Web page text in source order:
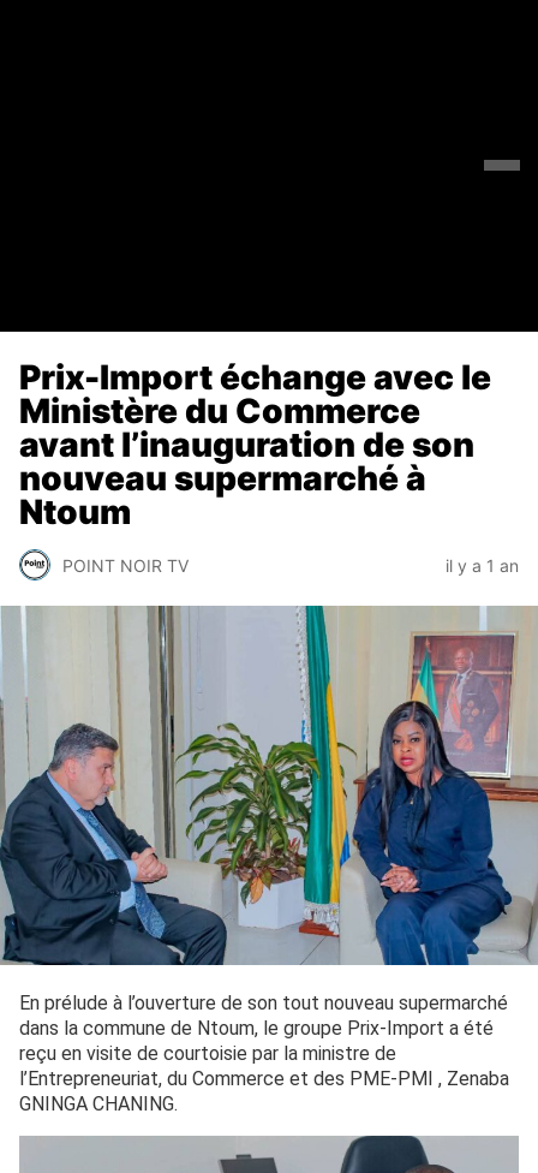
Prix-Import échange avec le
Ministère du Commerce
avant l’inauguration de son
nouveau supermarché à
Ntoum
POINT NOIR TV il y a 1 an
En prélude à l’ouverture de son tout nouveau supermarché
dans la commune de Ntoum, le groupe Prix-Import a été
reçu en visite de courtoisie par la ministre de
l’Entrepreneuriat, du Commerce et des PME-PMI , Zenaba
GNINGA CHANING.